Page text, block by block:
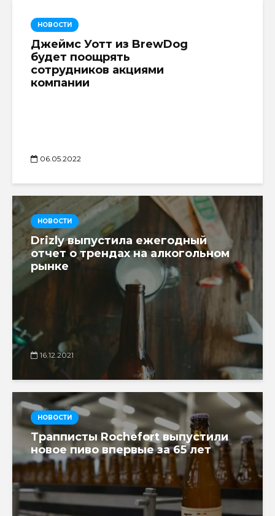
НОВОСТИ
Джеймс Уотт из BrewDog
будет поощрять
сотрудников акциями
компании
06.05.2022
НОВОСТИ
Drizly выпустила ежегодный
отчет о трендах на алкогольном
рынке
16.12.2021
НОВОСТИ
Трапписты Rochefort выпустили
новое пиво впервые за 65 лет